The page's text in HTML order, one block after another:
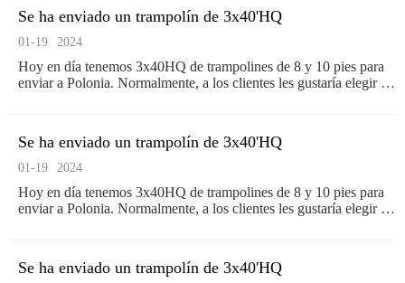
Se ha enviado un trampolín de 3x40'HQ
01-19 2024
Hoy en día tenemos 3x40HQ de trampolines de 8 y 10 pies para
enviar a Polonia. Normalmente, a los clientes les gustaría elegir el
haremos lo mejor que podamos para
Se ha enviado un trampolín de 3x40'HQ
01-19 2024
Hoy en día tenemos 3x40HQ de trampolines de 8 y 10 pies para
enviar a Polonia. Normalmente, a los clientes les gustaría elegir el
haremos lo mejor que podamos para
Se ha enviado un trampolín de 3x40'HQ